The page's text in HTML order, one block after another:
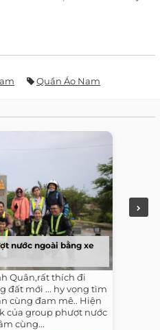
Quần Áo Nam
nước ngoài bằng xe
Quân,rất thích đi
đất mới ... hy vọng tìm
cùng đam mê.. Hiện
của group phượt nước
cùng...